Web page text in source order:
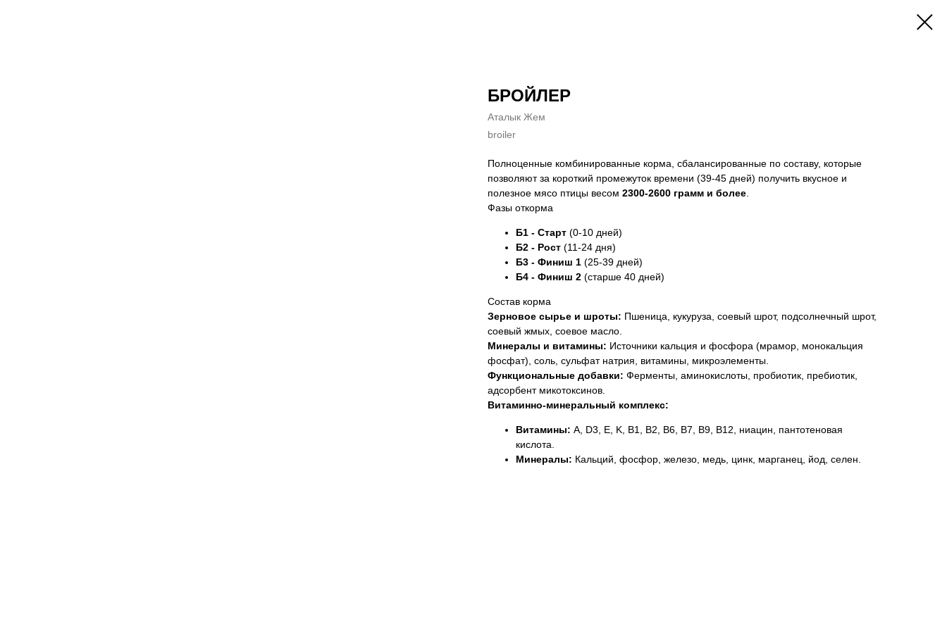
БРОЙЛЕР
Аталык Жем
broiler
Полноценные комбинированные корма, сбалансированные по составу, которые
позволяют за короткий промежуток времени (39-45 дней) получить вкусное и
полезное мясо птицы весом 2300-2600 грамм и более
Фазы откорма
Б1 - Старт (0-10 дней)
Б2 - Рост (11-24 дня)
Б3 - Финиш 1 (25-39 дней)
Б4 - Финиш 2 (старше 40 дней)
Состав корма
Зерновое сырье и шроты: Пшеница, кукуруза, соевый шрот, подсолнечный шрот,
соевый жмых, соевое масло.
Минералы и витамины: Источники кальция и фосфора (мрамор, монокальция
фосфат), соль, сульфат натрия, витамины, микроэлементы.
Функциональные добавки: Ферменты, аминокислоты, пробиотик, пребиотик,
адсорбент микотоксинов.
Витаминно-минеральный комплекс:
Витамины: A, D3, E, K, B1, B2, B6, B7, B9, B12, ниацин, пантотеновая
кислота.
Минералы: Кальций, фосфор, железо, медь, цинк, марганец, йод, селен.